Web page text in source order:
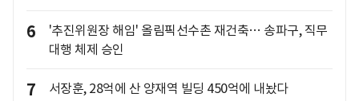
6
'추진위원장 해임' 올림픽선수촌 재건축… 송파구, 직무
대행 체제 승인
7 서장훈, 28억에 산 양재역 빌딩 450억에 내놨다